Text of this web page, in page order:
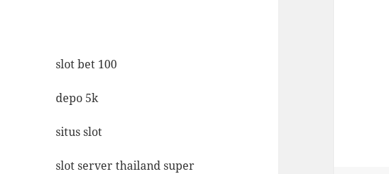
slot bet 100
depo 5k
situs slot
slot server thailand super